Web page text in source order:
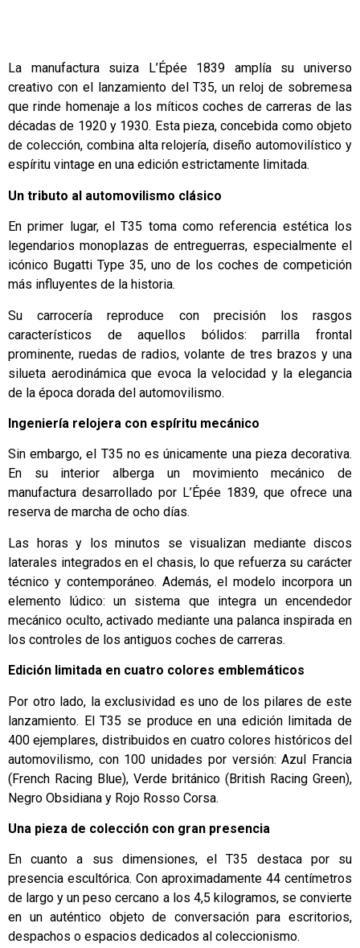
La manufactura suiza L’Épée 1839 amplía su universo
creativo con el lanzamiento del T35, un reloj de sobremesa
que rinde homenaje a los míticos coches de carreras de las
décadas de 1920 y 1930. Esta pieza, concebida como objeto
de colección, combina alta relojería, diseño automovilístico y
espíritu vintage en una edición estrictamente limitada.
Un tributo al automovilismo clásico
En primer lugar, el T35 toma como referencia estética los
legendarios monoplazas de entreguerras, especialmente el
icónico Bugatti Type 35, uno de los coches de competición
más influyentes de la historia.
Su carrocería reproduce con precisión los rasgos
característicos de aquellos bólidos: parrilla frontal
prominente, ruedas de radios, volante de tres brazos y una
silueta aerodinámica que evoca la velocidad y la elegancia
de la época dorada del automovilismo.
Ingeniería relojera con espíritu mecánico
Sin embargo, el T35 no es únicamente una pieza decorativa.
En su interior alberga un movimiento mecánico de
manufactura desarrollado por L’Épée 1839, que ofrece una
reserva de marcha de ocho días.
Las horas y los minutos se visualizan mediante discos
laterales integrados en el chasis, lo que refuerza su carácter
técnico y contemporáneo. Además, el modelo incorpora un
elemento lúdico: un sistema que integra un encendedor
mecánico oculto, activado mediante una palanca inspirada en
los controles de los antiguos coches de carreras.
Edición limitada en cuatro colores emblemáticos
Por otro lado, la exclusividad es uno de los pilares de este
lanzamiento. El T35 se produce en una edición limitada de
400 ejemplares, distribuidos en cuatro colores históricos del
automovilismo, con 100 unidades por versión: Azul Francia
(French Racing Blue), Verde británico (British Racing Green),
Negro Obsidiana y Rojo Rosso Corsa.
Una pieza de colección con gran presencia
En cuanto a sus dimensiones, el T35 destaca por su
presencia escultórica. Con aproximadamente 44 centímetros
de largo y un peso cercano a los 4,5 kilogramos, se convierte
en un auténtico objeto de conversación para escritorios,
despachos o espacios dedicados al coleccionismo.